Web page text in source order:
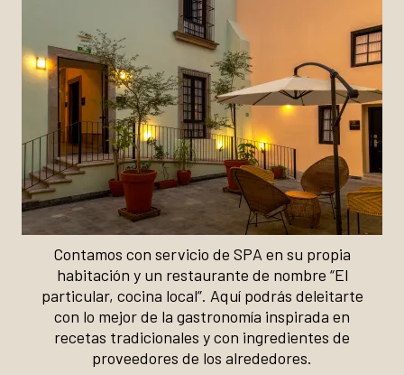
Contamos con servicio de SPA en su propia
habitación y un restaurante de nombre “El
particular, cocina local”. Aquí podrás deleitarte
con lo mejor de la gastronomía inspirada en
recetas tradicionales y con ingredientes de
proveedores de los alrededores.